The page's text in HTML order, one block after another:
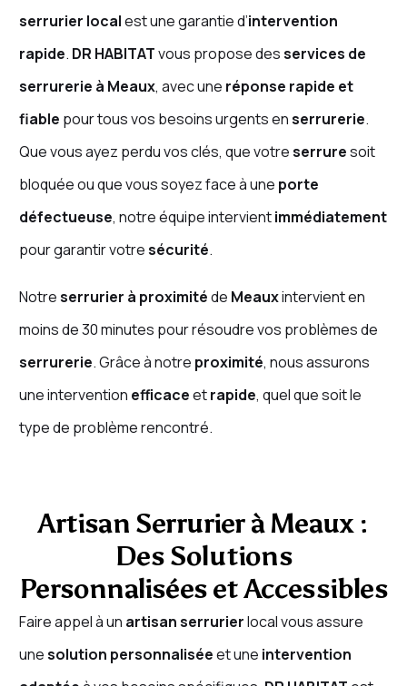
serrurier localest une garantie d’intervention
rapide. DR HABITATvous propose desservices de
serrurerie à Meaux, avec une réponse rapide et
fiable pour tous vos besoins urgents enserrurerie.
Que vous ayez perdu vos clés, que votreserruresoit
bloquée ou que vous soyez face à une porte
défectueuse, notre équipe intervientimmédiatement
pour garantir votresécurité.
Notreserrurier à proximitéde Meauxintervient en
moins de 30 minutes pour résoudre vos problèmes de
serrurerie. Grâce à notre proximité, nous assurons
une intervention efficaceetrapide, quel que soit le
type de problème rencontré.
Artisan Serrurier à Meaux :
Des Solutions
Personnalisées et Accessibles
Faire appel à un artisan serrurierlocal vous assure
unesolution personnaliséeet une intervention